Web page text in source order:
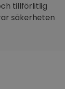
tillförlitlig
säkerheten